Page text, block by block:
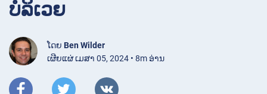
ບໍລິເວຍ
ໂດຍ Ben Wilder
ເຜີຍແຜ່ ເມສາ 05, 2024 • 8m ອ່ານ